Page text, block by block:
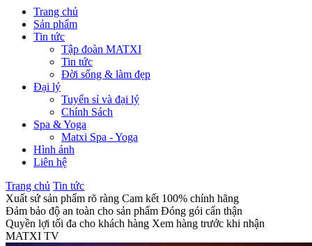
Trang chủ
Sản phẩm
Tin tức
Tập đoàn MATXI
Tin tức
Đời sống & làm đẹp
Đại lý
Tuyển sỉ và đại lý
Chính Sách
Spa & Yoga
Matxi Spa - Yoga
Hình ảnh
Liên hệ
Trang chủ Tin tức
Xuất sứ sản phẩm rõ ràng Cam kết 100% chính hãng
Đảm bảo độ an toàn cho sản phẩm Đóng gói cẩn thận
Quyền lợi tối đa cho khách hàng Xem hàng trước khi nhận
MATXI TV